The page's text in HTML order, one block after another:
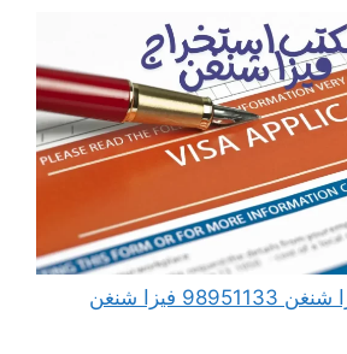
مكتب استخراج فيزا شنغن 98951133 فيزا شنغن